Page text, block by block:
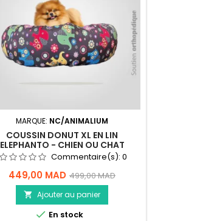
MARQUE: NC/ANIMALIUM
COUSSIN DONUT XL EN LIN
ELEPHANTO - CHIEN OU CHAT
Commentaire(s): 0
449,00 MAD 499,00 MAD
 Ajouter au panier
 En stock